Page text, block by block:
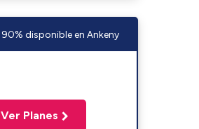
90% disponible en Ankeny
Ver Planes